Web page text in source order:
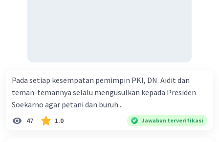
mengatur urusan lokal mereka, tetapi tetap
berada di bawah pemerintahan pusat yang kuat.
Sistem ini memungkinkan pengelolaan
keragaman dan otonomi lokal tanpa
Pada setiap kesempatan pemimpin PKI, DN. Aidit dan
teman-temannya selalu mengusulkan kepada Presiden
Soekarno agar petani dan buruh...
47 1.0 Jawaban terverifikasi